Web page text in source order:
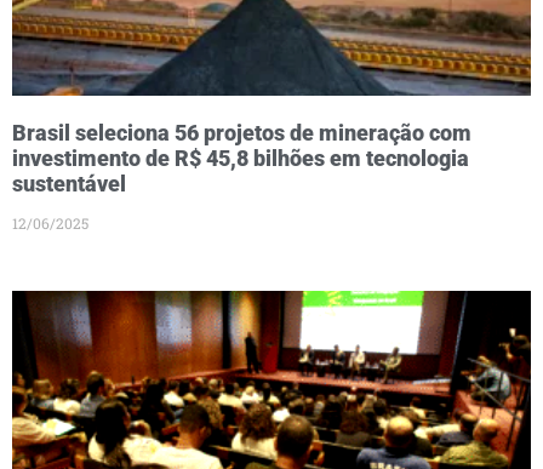
Brasil seleciona 56 projetos de mineração com
investimento de R$ 45,8 bilhões em tecnologia
sustentável
12/06/2025